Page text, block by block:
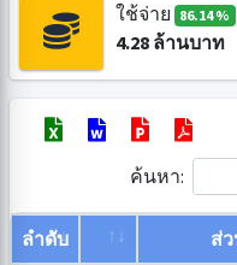
ใช้จ่าย 86.14 %
4.28ล้านบาท
ค้นหา:
ลำดับ ส่